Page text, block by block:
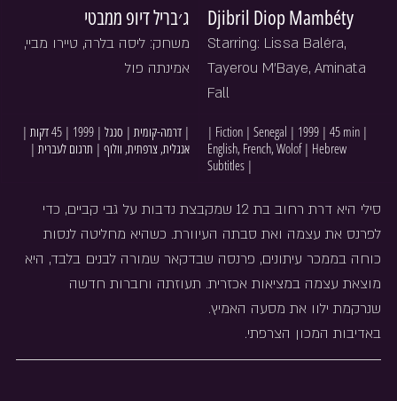
ג׳בריל דיופ ממבטי
משחק: ליסה בלרה, טיירו מביי,
אמינתה פול
Djibril Diop Mambéty
Starring: Lissa Baléra,
Tayerou M’Baye, Aminata
Fall
| דרמה-קומית | סנגל | 1999 | 45 דקות |
אנגלית, צרפתית, וולוף | תרגום לעברית |
| Fiction | Senegal | 1999 | 45 min |
English, French, Wolof | Hebrew
Subtitles |
סילי היא דרת רחוב בת 12 שמקבצת נדבות על גבי קביים, כדי
לפרנס את עצמה ואת סבתה העיוורת. כשהיא מחליטה לנסות
כוחה בממכר עיתונים, פרנסה שבדקאר שמורה לבנים בלבד, היא
מוצאת עצמה במציאות אכזרית. תעוזתה וחברות חדשה
שנרקמת ילוו את מסעה האמיץ.
באדיבות המכון הצרפתי.